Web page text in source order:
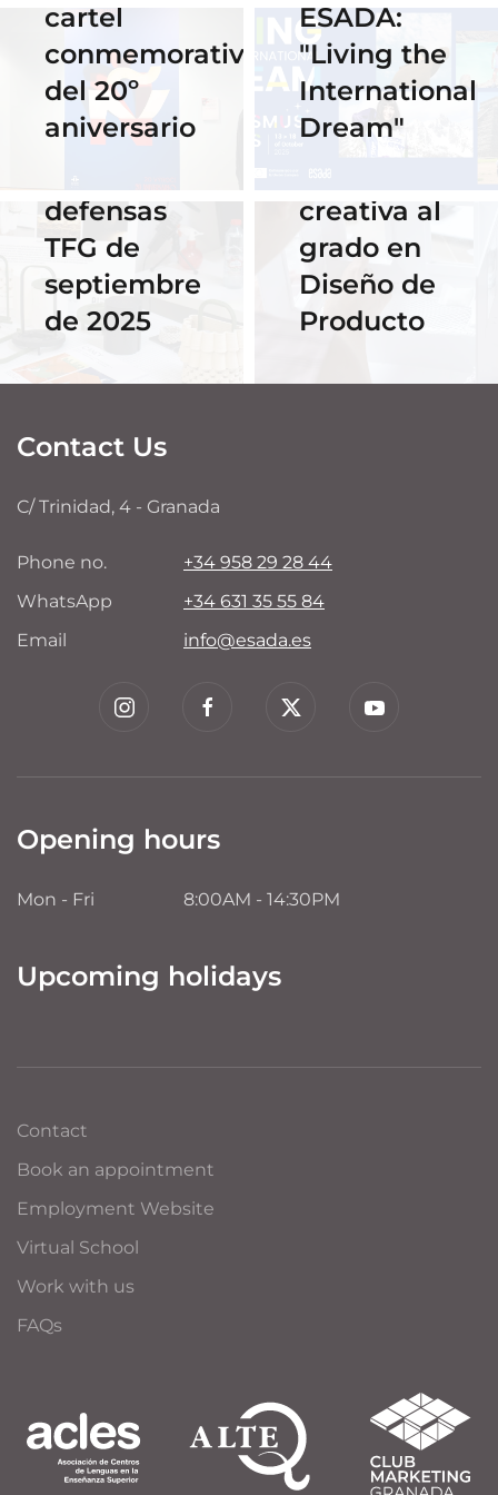
cartel
conmemorativo
del 20º
aniversario
ESADA:
"Living the
International
Dream"
16 September
2025
Horario y
acceso al
streaming
de las
defensas
TFG de
septiembre
de 2025
ESADA
celebra su
primer
Hackathon:
creativa al
grado en
Diseño de
Producto
Contact Us
C/ Trinidad, 4 - Granada
Phone no.
+34 958 29 28 44
WhatsApp
+34 631 35 55 84
Email
info@esada.es
Opening hours
Mon - Fri 8:00AM - 14:30PM
Upcoming holidays
Contact
Book an appointment
Employment Website
Virtual School
Work with us
FAQs